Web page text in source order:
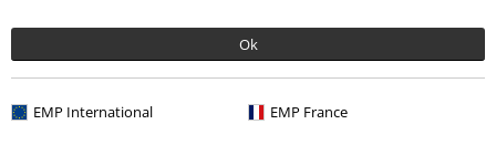
Ok
EMP International EMP France
Retourvoorwaarden
Retourneer item